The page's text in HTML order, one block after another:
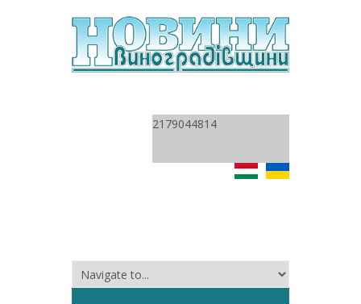
2179044814